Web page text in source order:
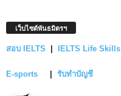
เว็บไซต์พันธมิตรฯ
สอบ IELTS IELTS Life Skills
E-sports รับทำบัญชี